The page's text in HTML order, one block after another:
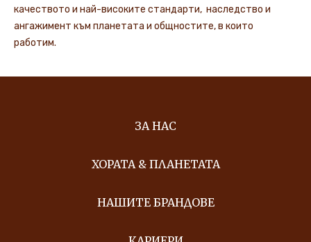
качеството и най-високите стандарти, наследство и
ангажимент към планетата и общностите, в които
работим.
ЗА НАС
ХОРАТА & ПЛАНЕТАТА
НАШИТЕ БРАНДОВЕ